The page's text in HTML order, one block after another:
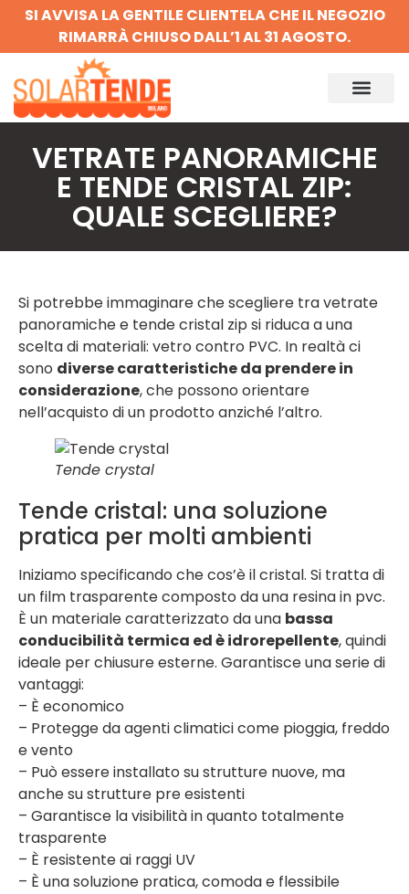
SI AVVISA LA GENTILE CLIENTELA CHE IL NEGOZIO
RIMARRÀ CHIUSO DALL’1 AL 31 AGOSTO.
VETRATE PANORAMICHE
E TENDE CRISTAL ZIP:
QUALE SCEGLIERE?
Si potrebbe immaginare che scegliere tra vetrate
panoramiche e tende cristal zip si riduca a una
scelta di materiali: vetro contro PVC. In realtà ci
sono diverse caratteristiche da prendere in
considerazione, che possono orientare
nell’acquisto di un prodotto anziché l’altro.
Tende crystal
Tende cristal: una soluzione
pratica per molti ambienti
Iniziamo specificando che cos’è il cristal. Si tratta di
un film trasparente composto da una resina in pvc.
È un materiale caratterizzato da una bassa
conducibilità termica ed è idrorepellente, quindi
ideale per chiusure esterne. Garantisce una serie di
vantaggi:
– È economico
– Protegge da agenti climatici come pioggia, freddo
e vento
– Può essere installato su strutture nuove, ma
anche su strutture pre esistenti
– Garantisce la visibilità in quanto totalmente
trasparente
– È resistente ai raggi UV
– È una soluzione pratica, comoda e flessibile